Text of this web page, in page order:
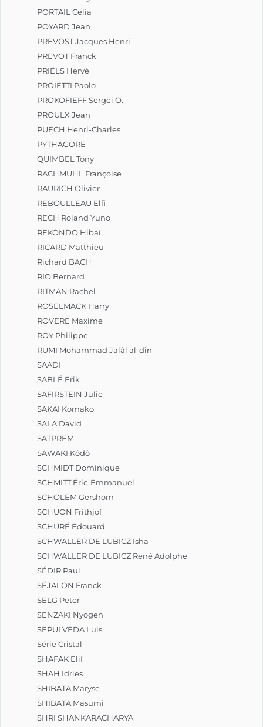
PORTAIL Celia
POYARD Jean
PREVOST Jacques Henri
PREVOT Franck
PRIËLS Hervé
PROIETTI Paolo
PROKOFIEFF Sergei O.
PROULX Jean
PUECH Henri-Charles
PYTHAGORE
QUIMBEL Tony
RACHMUHL Françoise
RAURICH Olivier
REBOULLEAU Elfi
RECH Roland Yuno
REKONDO Hibaï
RICARD Matthieu
Richard BACH
RIO Bernard
RITMAN Rachel
ROSELMACK Harry
ROVERE Maxime
ROY Philippe
RUMI Mohammad Jalâl al-dîn
SAADI
SABLÉ Erik
SAFIRSTEIN Julie
SAKAI Komako
SALA David
SATPREM
SAWAKI Kôdô
SCHMIDT Dominique
SCHMITT Éric-Emmanuel
SCHOLEM Gershom
SCHUON Frithjof
SCHURÉ Edouard
SCHWALLER DE LUBICZ Isha
SCHWALLER DE LUBICZ René Adolphe
SÉDIR Paul
SÉJALON Franck
SELG Peter
SENZAKI Nyogen
SEPULVEDA Luis
Série Cristal
SHAFAK Elif
SHAH Idries
SHIBATA Maryse
SHIBATA Masumi
SHRI SHANKARACHARYA